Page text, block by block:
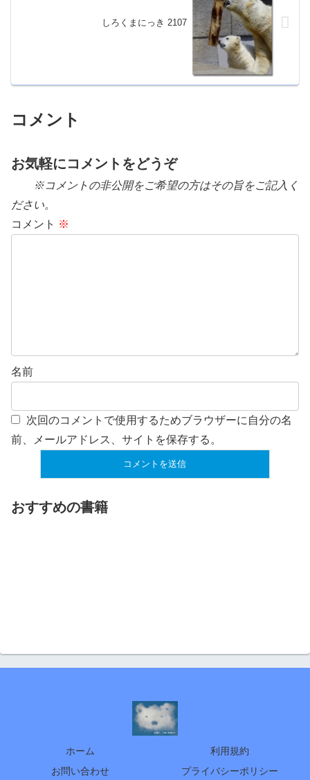
しろくまにっき 2107
コメント
お気軽にコメントをどうぞ
※コメントの非公開をご希望の方はその旨をご記入く
ださい。
コメント ※
名前
次回のコメントで使用するためブラウザーに自分の名
前、メールアドレス、サイトを保存する。
おすすめの書籍
ホーム
利用規約
お問い合わせ
プライバシーポリシー